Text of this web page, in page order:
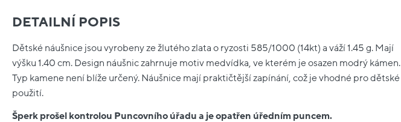
DETAILNÍ POPIS
Dětské náušnice jsou vyrobeny ze žlutého zlata o ryzosti 585/1000 (14kt) a váží 1.45 g. Mají
výšku 1.40 cm. Design náušnic zahrnuje motiv medvídka, ve kterém je osazen modrý kámen.
Typ kamene není blíže určený. Náušnice mají praktičtější zapínání, což je vhodné pro dětské
použití.
Šperk prošel kontrolou Puncovního úřadu a je opatřen úředním puncem.